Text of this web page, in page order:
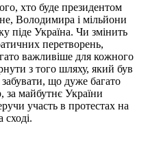
хто буде президентом
Володимира і мільйони
піде Україна. Чи змінить
перетворень,
важливіше для кожного
з того шляху, який був
що дуже багато
за майбутнє України
участь в протестах на